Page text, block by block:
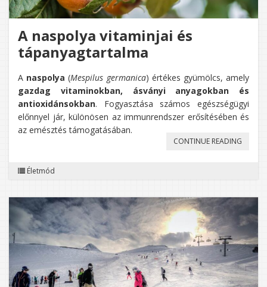
A naspolya vitaminjai és
tápanyagtartalma
A naspolya (Mespilus germanica) értékes gyümölcs, amely
gazdag vitaminokban, ásványi anyagokban és
antioxidánsokban. Fogyasztása számos egészségügyi
előnnyel jár, különösen az immunrendszer erősítésében és
az emésztés támogatásában.
CONTINUE READING
Életmód